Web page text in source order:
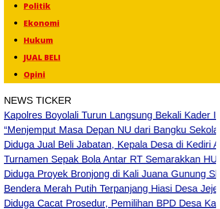
Politik
Ekonomi
Hukum
JUAL BELI
Opini
NEWS TICKER
Boyolali Turun Langsung Bekali Kader
Masa Depan NU dari Bangku Sekolah,
Jual Beli Jabatan, Kepala Desa di Kediri
Sepak Bola Antar RT Semarakkan HUT
Proyek Bronjong di Kali Juana Gunung
Merah Putih Terpanjang Hiasi Desa Jejeg
Cacat Prosedur, Pemilihan BPD Desa